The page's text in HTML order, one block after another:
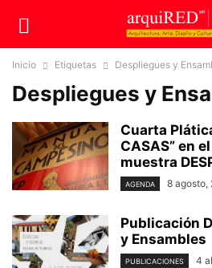
Inicio Etiquetas Despliegues y
Despliegues y
Cuarta
CASAS” en
muestra
AGENDA 8 agosto,
Publicación
y Ensambles
PUBLICACIONES 4